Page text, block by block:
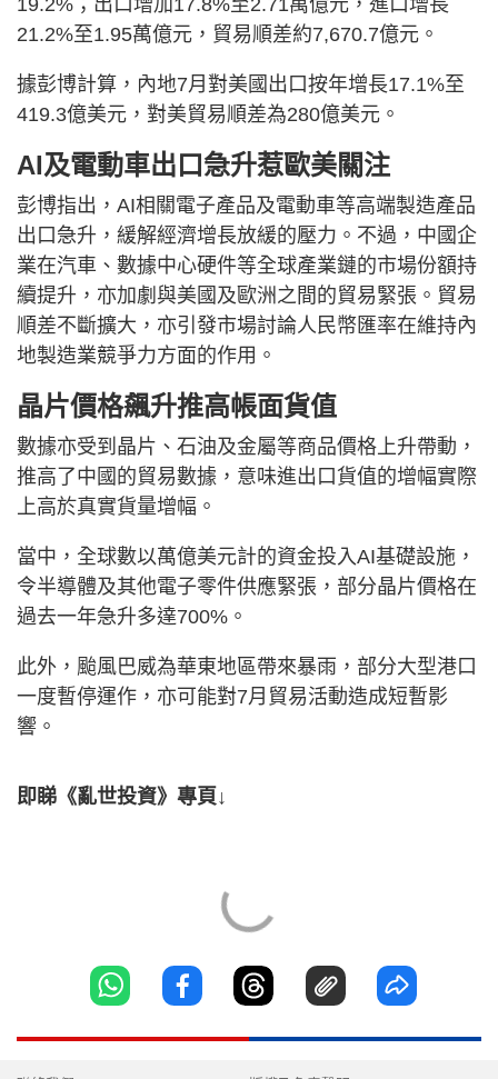
19.2%；出口增加17.8%至2.71萬億元，進口增長
21.2%至1.95萬億元，貿易順差約7,670.7億元。
據彭博計算，內地7月對美國出口按年增長17.1%至
419.3億美元，對美貿易順差為280億美元。
AI及電動車出口急升惹歐美關注
彭博指出，AI相關電子產品及電動車等高端製造產品
出口急升，緩解經濟增長放緩的壓力。不過，中國企
業在汽車、數據中心硬件等全球產業鏈的市場份額持
續提升，亦加劇與美國及歐洲之間的貿易緊張。貿易
順差不斷擴大，亦引發市場討論人民幣匯率在維持內
地製造業競爭力方面的作用。
晶片價格飆升推高帳面貨值
數據亦受到晶片、石油及金屬等商品價格上升帶動，
推高了中國的貿易數據，意味進出口貨值的增幅實際
上高於真實貨量增幅。
當中，全球數以萬億美元計的資金投入AI基礎設施，
令半導體及其他電子零件供應緊張，部分晶片價格在
過去一年急升多達700%。
此外，颱風巴威為華東地區帶來暴雨，部分大型港口
一度暫停運作，亦可能對7月貿易活動造成短暫影
響。
即睇《亂世投資》專頁↓